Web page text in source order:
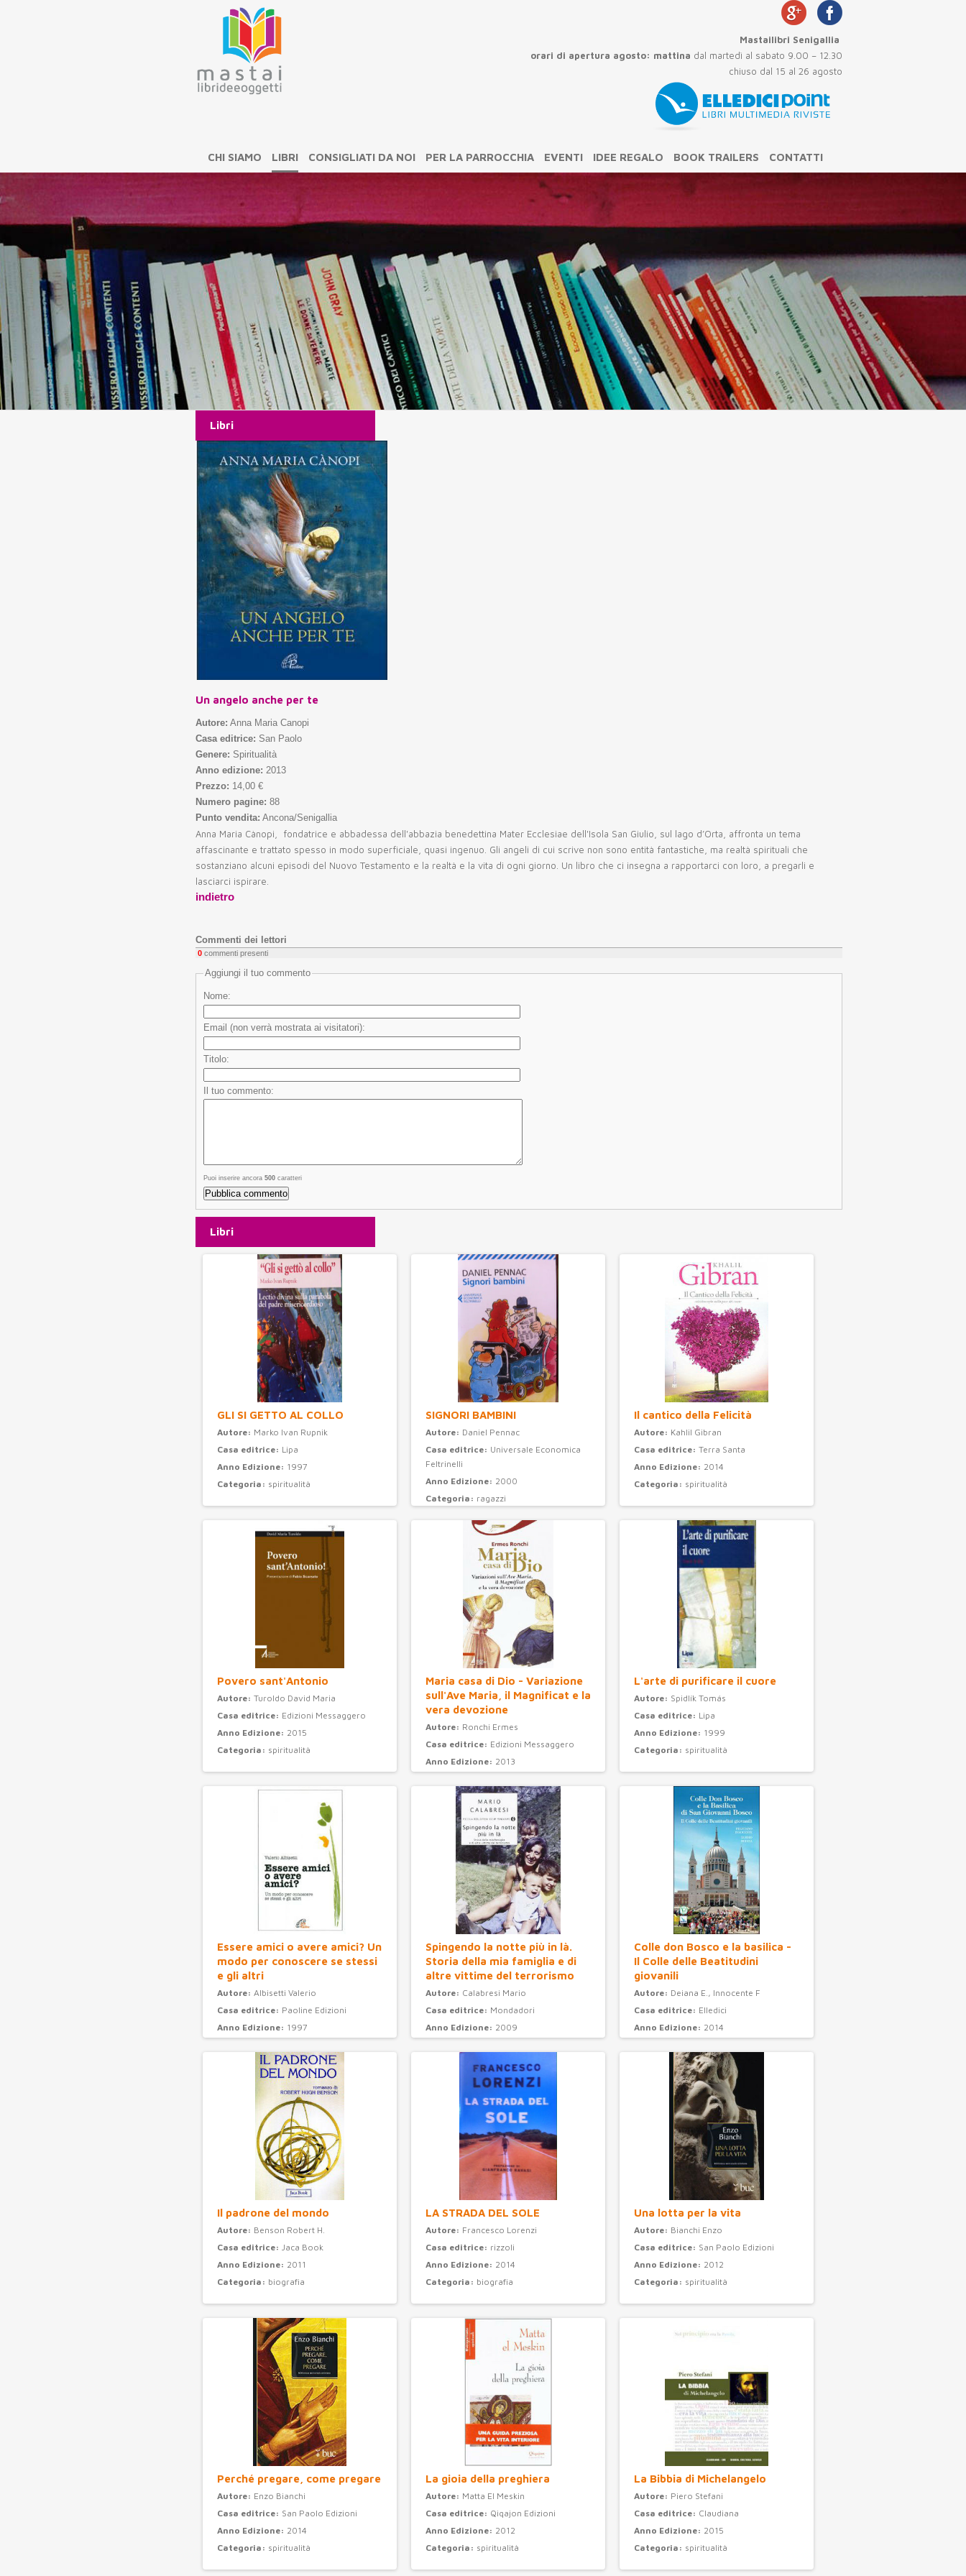
CHI SIAMO LIBRI CONSIGLIATI DA NOI PER LA PARROCCHIA EVENTI IDEE REGALO BOOK TRAILERS CONTATTI
Mastailibri Senigallia
orari di apertura agosto: mattina dal martedì al sabato 9.00 – 12.30
chiuso dal 15 al 26 agosto
Libri
Un angelo anche per te
Autore: Anna Maria Canopi
Casa editrice: San Paolo
Genere: Spiritualità
Anno edizione: 2013
Prezzo: 14,00 €
Numero pagine: 88
Punto vendita: Ancona/Senigallia
Anna Maria Cànopi, fondatrice e abbadessa dell'abbazia benedettina Mater Ecclesiae dell'Isola San Giulio, sul lago d’Orta, affronta un tema
affascinante e trattato spesso in modo superficiale, quasi ingenuo. Gli angeli di cui scrive non sono entità fantastiche, ma realtà spirituali che
sostanziano alcuni episodi del Nuovo Testamento e la realtà e la vita di ogni giorno. Un libro che ci insegna a rapportarci con loro, a pregarli e
lasciarci ispirare.
indietro
Commenti dei lettori
0 commenti presenti
Aggiungi il tuo commento
Nome:
Email (non verrà mostrata ai visitatori):
Titolo:
Il tuo commento:
Puoi inserire ancora 500 caratteri
Libri
GLI SI GETTO AL COLLO
Autore: Marko Ivan Rupnik
Casa editrice: Lipa
Anno Edizione: 1997
Categoria: spiritualità
SIGNORI BAMBINI
Autore: Daniel Pennac
Casa editrice: Universale Economica
Feltrinelli
Anno Edizione: 2000
Categoria: ragazzi
Il cantico della Felicità
Autore: Kahlil Gibran
Casa editrice: Terra Santa
Anno Edizione: 2014
Categoria: spiritualità
Povero sant'Antonio
Autore: Turoldo David Maria
Casa editrice: Edizioni Messaggero
Anno Edizione: 2015
Categoria: spiritualità
Maria casa di Dio - Variazione
sull'Ave Maria, il Magnificat e la
vera devozione
Autore: Ronchi Ermes
Casa editrice: Edizioni Messaggero
Anno Edizione: 2013
L'arte di purificare il cuore
Autore: Spidlík Tomás
Casa editrice: Lipa
Anno Edizione: 1999
Categoria: spiritualità
Essere amici o avere amici? Un
modo per conoscere se stessi
e gli altri
Autore: Albisetti Valerio
Casa editrice: Paoline Edizioni
Anno Edizione: 1997
Spingendo la notte più in là.
Storia della mia famiglia e di
altre vittime del terrorismo
Autore: Calabresi Mario
Casa editrice: Mondadori
Anno Edizione: 2009
Colle don Bosco e la basilica -
Il Colle delle Beatitudini
giovanili
Autore: Deiana E., Innocente F
Casa editrice: Elledici
Anno Edizione: 2014
Il padrone del mondo
Autore: Benson Robert H.
Casa editrice: Jaca Book
Anno Edizione: 2011
Categoria: biografia
LA STRADA DEL SOLE
Autore: Francesco Lorenzi
Casa editrice: rizzoli
Anno Edizione: 2014
Categoria: biografia
Una lotta per la vita
Autore: Bianchi Enzo
Casa editrice: San Paolo Edizioni
Anno Edizione: 2012
Categoria: spiritualità
Perché pregare, come pregare
Autore: Enzo Bianchi
Casa editrice: San Paolo Edizioni
Anno Edizione: 2014
Categoria: spiritualità
La gioia della preghiera
Autore: Matta El Meskin
Casa editrice: Qiqajon Edizioni
Anno Edizione: 2012
Categoria: spiritualità
La Bibbia di Michelangelo
Autore: Piero Stefani
Casa editrice: Claudiana
Anno Edizione: 2015
Categoria: spiritualità